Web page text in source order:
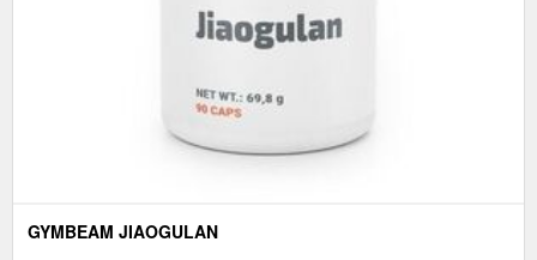
GYMBEAM JIAOGULAN